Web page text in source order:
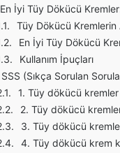
En İyi Tüy Dökücü
Tüy Dökücü Kremlerin
En İyi Tüy Dökücü
Kullanım İpuçları
SSS (Sıkça Sorulan
1. Tüy dökücü
2. Tüy dökücü
3. Tüy dökücü
4. Tüy dökücü krem